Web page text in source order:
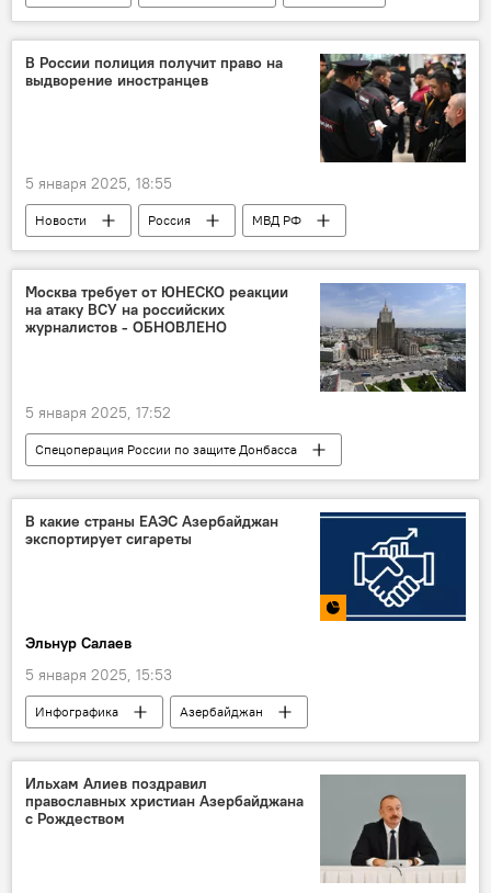
Муниципальные выборы
предвыборная агитация
Избирательный кодекс АР
Кандидаты
В России полиция получит право на
выдворение иностранцев
5 января 2025, 18:55
Новости Россия
МВД РФ
Мигранты
Выдворение
Депортация
Право
Изменения в законодательство
Кодекс об административных правонарушениях
Москва требует от ЮНЕСКО реакции
на атаку ВСУ на российских
журналистов - ОБНОВЛЕНО
5 января 2025, 17:52
Спецоперация России по защите Донбасса
МИА "Россия сегодня"
РИА Новости
военкор "Известий" Александр Мартемьянов
Журналисты
В какие страны ЕАЭС Азербайджан
экспортирует сигареты
Эльнур Салаев
5 января 2025, 15:53
Инфографика
Азербайджан
Сигареты
Производство
Экспорт
Казахстан
Табак
Выпуск
Ильхам Алиев поздравил
православных христиан Азербайджана
с Рождеством